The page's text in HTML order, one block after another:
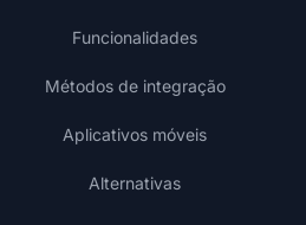
Funcionalidades
Métodos de integração
Aplicativos móveis
Alternativas